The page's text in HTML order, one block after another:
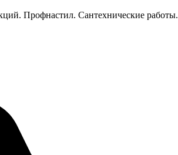
Профнастил. Сантехнические работы.